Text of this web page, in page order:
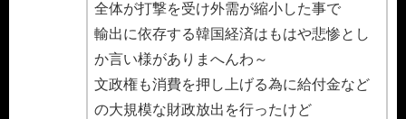
全体が打撃を受け外需が縮小した事で
輸出に依存する韓国経済はもはや悲惨とし
か言い様がありまへんわ～
文政権も消費を押し上げる為に給付金など
の大規模な財政放出を行ったけど